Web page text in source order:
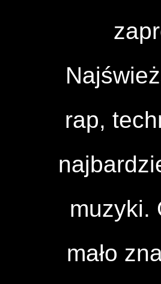
rap,
muzyki.
mało